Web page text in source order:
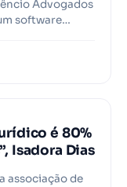
Advogados
software
é 80%
Isadora Dias
associação de